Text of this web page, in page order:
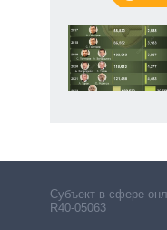
Субъект в сфере
R40-05063